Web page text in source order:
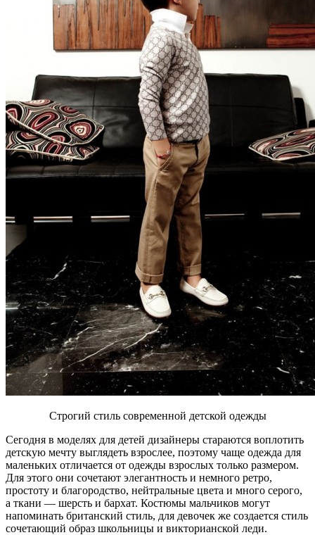
Строгий стиль современной детской одежды
Сегодня в моделях для детей дизайнеры стараются воплотить
детскую мечту выглядеть взрослее, поэтому чаще одежда для
маленьких отличается от одежды взрослых только размером.
Для этого они сочетают элегантность и немного ретро,
простоту и благородство, нейтральные цвета и много серого,
а ткани — шерсть и бархат. Костюмы мальчиков могут
напоминать британский стиль, для девочек же создается стиль
сочетающий образ школьницы и викторианской леди.